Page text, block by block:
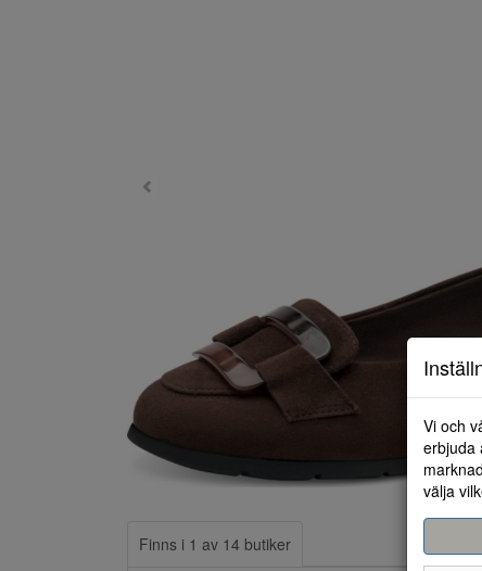
Finns i 1 av 14 butiker
Vi och
erbjuda
välja